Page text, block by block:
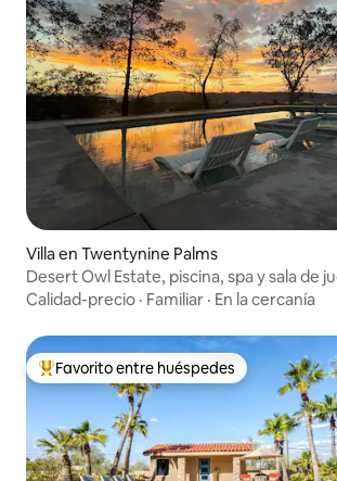
Villa en Twentynine Palms
Desert Owl Estate, piscina, spa y sala de
Tree
Calidad-precio · Familiar · En la cercanía
Favorito entre huéspedes preferido
Favorito entre huéspedes